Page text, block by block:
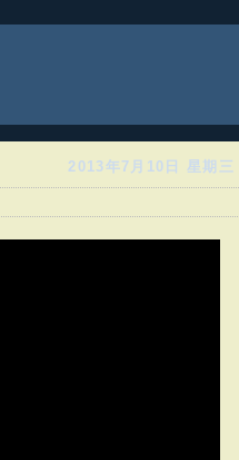
2013年7月10日 星期三